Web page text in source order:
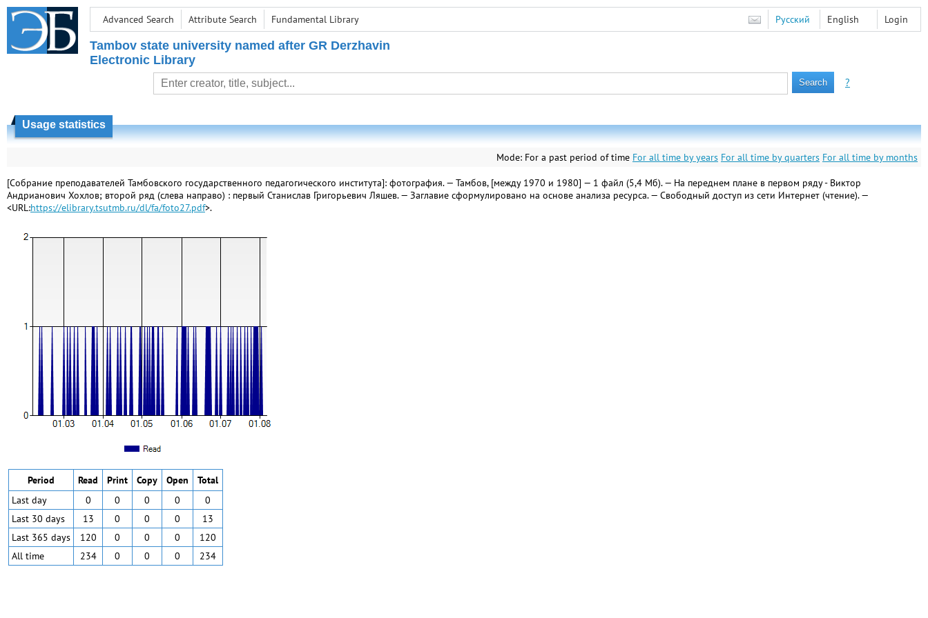
Advanced Search Attribute Search Fundamental Library Login
Русский English
Tambov state university named after GR Derzhavin
Electronic Library
?
Usage statistics
Mode: For a past period of time For all time by years For all time by quarters For all time by months
[Собрание преподавателей Тамбовского государственного педагогического института]: фотография. — Тамбов, [между 1970 и 1980] — 1 файл (5,4 Мб). — На переднем плане в первом ряду - Виктор
Андрианович Хохлов; второй ряд (слева направо) : первый Станислав Григорьевич Ляшев. — Заглавие сформулировано на основе анализа ресурса. — Свободный доступ из сети Интернет (чтение). —
<URL:https://elibrary.tsutmb.ru/dl/fa/foto27.pdf>.
Period Read Print Copy Open
Total
Last day
0 0 0 0
0
Last 30 days
13 0 0 0
13
Last 365 days
120 0 0 0
120
All time
234 0 0 0 234